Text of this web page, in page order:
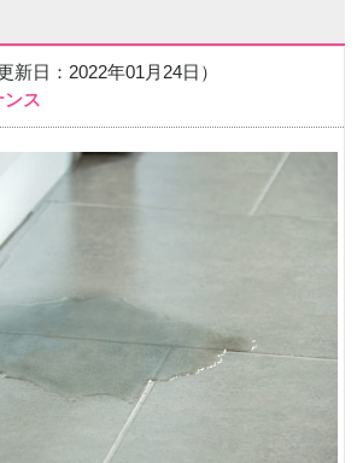
新日：2022年01月24日）
ンス